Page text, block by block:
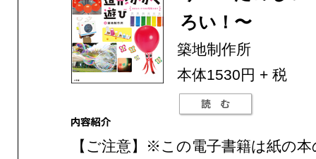
ろい！〜
築地制作所
本体1530円 + 税
【ご注意】※この電子書籍は紙の